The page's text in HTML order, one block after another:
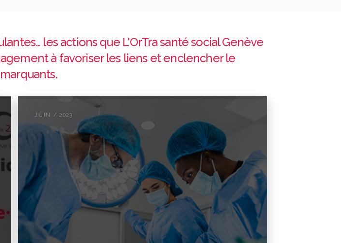
les actions que L'OrTra santé social Genève
à favoriser les liens et enclencher le
JUIN / 2023